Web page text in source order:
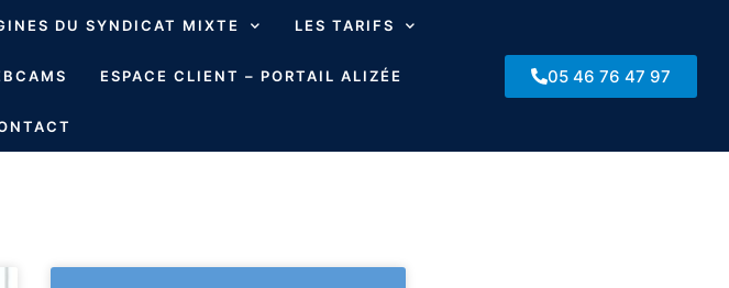
DU SYNDICAT MIXTE LES TARIFS
ESPACE CLIENT – PORTAIL ALIZÉE 05 46 76 47 97